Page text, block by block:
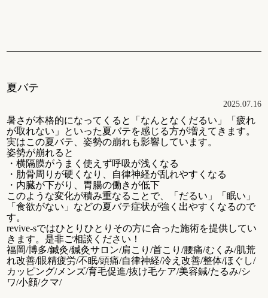
夏バテ
2025.07.16
暑さが本格的になってくると「なんとなくだるい」「疲れ
が取れない」といった夏バテを感じる方が増えてきます。
実はこの夏バテ、姿勢の崩れも影響しています。
姿勢が崩れると
・横隔膜がうまく使えず呼吸が浅くなる
・肋骨周りが硬くなり、自律神経が乱れやすくなる
・内臓が下がり、胃腸の働きが低下
このような変化が積み重なることで、「だるい」「眠い」
「食欲がない」などの夏バテ症状が強く出やすくなるので
す。
revive-sではひとりひとりその方に合った施術を提供してい
きます。是非ご相談ください！
福岡/博多/鍼灸/鍼灸サロン/肩こり/首こり/腰痛/むくみ/肌荒
れ改善/眼精疲労/不眠/頭痛/自律神経/冷え改善/整体/ほぐし/
カッピング/メンズ/育毛促進/抜け毛ケア/美容鍼/たるみ/シ
ワ/小顔/クマ/